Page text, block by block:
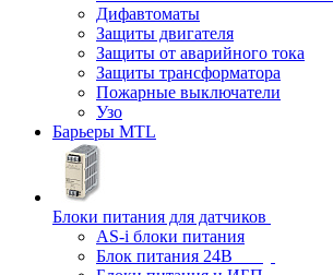
Дифавтоматы
Защиты двигателя
Защиты от аварийного тока
Защиты трансформатора
Пожарные выключатели
Узо
Барьеры MTL
Блоки питания для датчиков
AS-i блоки питания
Блок питания 24В